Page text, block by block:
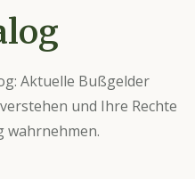
ersetzt.
Aktuelle Bußgelder
und Ihre Rechte
wahrnehmen.